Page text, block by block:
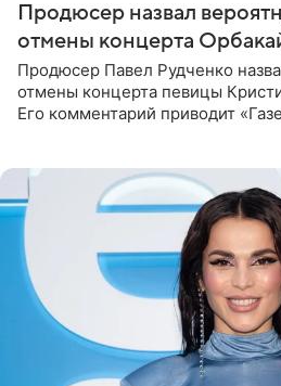
Продюсер назвал
отмены концерта
Продюсер Павел Рудченко
отмены концерта певицы
Его комментарий приводит